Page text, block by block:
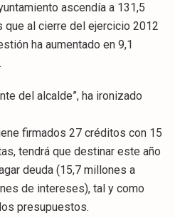
ascendía a 131,5
al cierre del ejercicio 2012
ha aumentado en 9,1
del alcalde”, ha ironizado
firmados 27 créditos con 15
tendrá que destinar este año
deuda (15,7 millones a
de intereses), tal y como
presupuestos.